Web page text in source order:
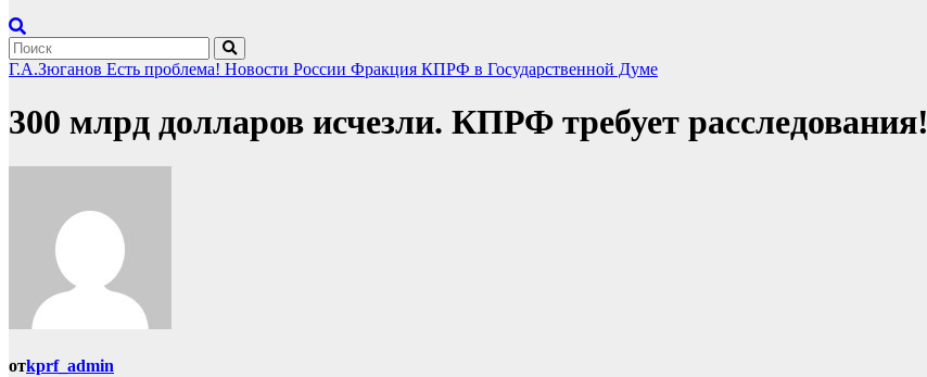
Г.А.Зюганов Есть проблема! Новости России Фракция КПРФ в Государственной Думе
300 млрд долларов исчезли. КПРФ требует расследования!
отkprf_admin